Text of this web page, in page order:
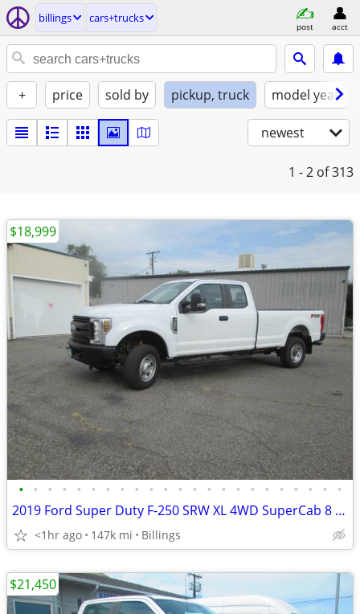
billings cars+trucks
post acct
+ price sold by pickup, truck model year
newest
1 - 2 of 313
• • • • • • • • • • • • • • • • • • • • • • •
2019 Ford Super Duty F-250 SRW XL 4WD SuperCab 8 Box
<1hr ago 147k mi Billings
$18,999
$21,450